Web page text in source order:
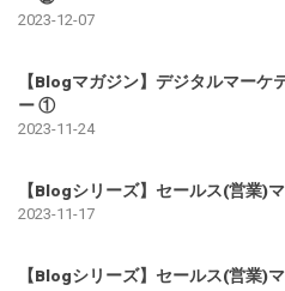
2023-12-07
【Blogマガジン】デジタルマーケ
ー ①
2023-11-24
【Blogシリーズ】セールス(営業)
2023-11-17
【Blogシリーズ】セールス(営業)